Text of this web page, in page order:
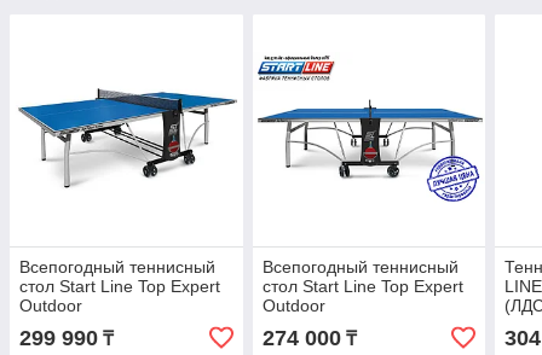
Всепогодный теннисный
стол Start Line Top Expert
Outdoor
299 990 ₸
Всепогодный теннисный
стол Start Line Top Expert
Outdoor
274 000₸